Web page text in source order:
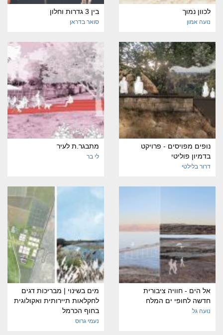
לכוון נמוך
נועה אמון
בין 3 גדרות וחלון
סואר בדראן
נופים מפויסים - פרויקט
בדמיון פוליטי
דרור בלילטי
מתבגר.ת לעיר
לי בר
אל הים - חוויה ציבורית
חדשה לחופי ים המלח
נועה גל
מים בשינוי | מבריכות דגים
לחקלאות תיירותית ואקולוגית
בחוף הכרמל
נעמי גרוס